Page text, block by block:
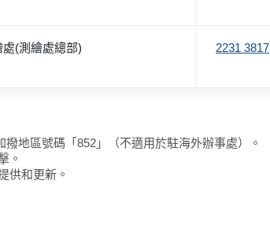
(測繪處總部) 2231 3817
地區號碼「852」（不適用於駐海外辦事處）。
。
供和更新。